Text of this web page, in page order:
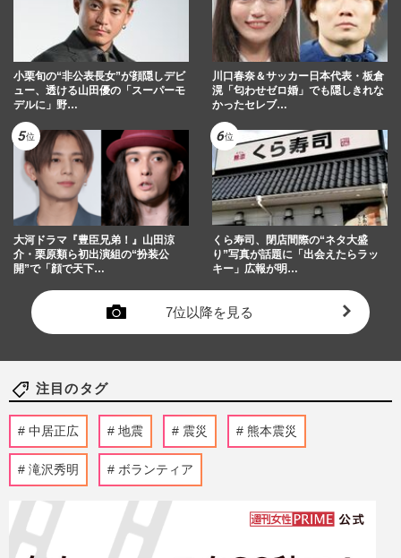
小栗旬の“非公表長女”が顔隠しデビ
ュー、透ける山田優の「スーパーモ
デルに」野…
川口春奈＆サッカー日本代表・板倉
滉「匂わせゼロ婚」でも隠しきれな
かったセレブ…
大河ドラマ『豊臣兄弟！』山田涼
介・栗原類ら初出演組の“扮装公
開”で「顔で天下…
くら寿司、閉店間際の“ネタ大盛
り”写真が話題に「出会えたらラッ
キー」広報が明…
7位以降を見る
注目のタグ
中居正広 地震 震災 熊本震災
滝沢秀明 ボランティア